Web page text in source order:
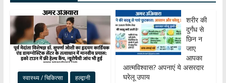
स्वास्थ्य / चिकित्सा हल्द्वानी
शरीर की
दुर्गंध से
छिन न
जाए
आपका
आत्मविश्वास? अपनाएं ये असरदार
घरेलू उपाय